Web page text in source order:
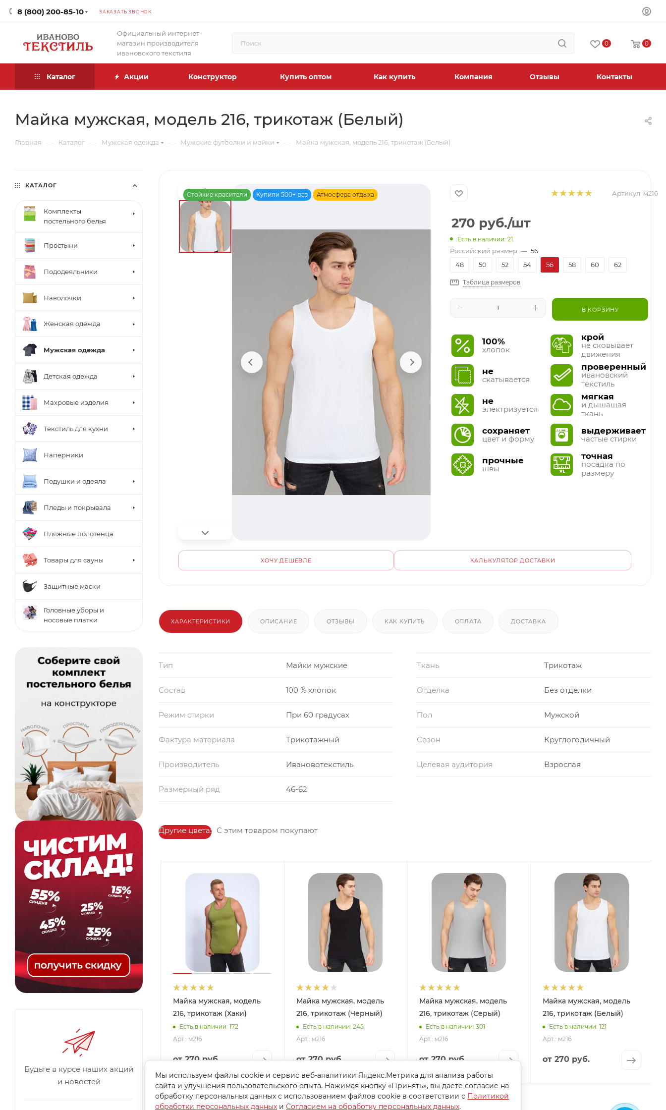
8 (800) 200-85-10 ЗАКАЗАТЬ ЗВОНОК
Официальный интернет-
магазин производителя
ивановского текстиля
0 0
Каталог Акции Конструктор Купить оптом Как купить Компания Отзывы Контакты
Майка мужская, модель 216, трикотаж (Белый)
Главная — Каталог — Мужская одежда — Мужские футболки и майки — Майка мужская, модель 216, трикотаж (Белый)
Стойкие красители Купили 500+ раз Атмосфера отдыха Артикул: м216
270 руб./шт
Есть в наличии: 21
Российский размер — 56
48
50 52 54 56 58 60 62
Таблица размеров
В КОРЗИНУ
100%
хлопок
не
скатывается
не
электризуется
сохраняет
цвет и форму
прочные
швы
крой
не сковывает
движения
проверенный
ивановский
текстиль
мягкая
и дышащая
ткань
выдерживает
частые стирки
точная
посадка по
размеру
ХОЧУ ДЕШЕВЛЕ КАЛЬКУЛЯТОР ДОСТАВКИ
ХАРАКТЕРИСТИКИ ОПИСАНИЕ ОТЗЫВЫ КАК КУПИТЬ ОПЛАТА ДОСТАВКА
Тип Майки мужские Ткань Трикотаж
Состав 100 % хлопок Отделка Без отделки
Режим стирки При 60 градусах Пол Мужской
Фактура материала Трикотажный Сезон Круглогодичный
Производитель Ивановотекстиль Целевая аудитория Взрослая
Размерный ряд 46-62
Другие цвета: С этим товаром покупают
Майка мужская, модель
216, трикотаж (Хаки)
Есть в наличии: 172
Арт.: м216
от270 руб.
Майка мужская, модель
216, трикотаж (Черный)
Есть в наличии: 245
Арт.: м216
от270 руб.
Майка мужская, модель
216, трикотаж (Серый)
Есть в наличии: 301
Арт.: м216
от270 руб.
Майка мужская, модель
216, трикотаж (Белый)
Есть в наличии: 121
Арт.: м216
от 270 руб.
КАТАЛОГ
Комплекты
постельного белья
Простыни
Пододеяльники
Наволочки
Женская одежда
Мужская одежда
Детская одежда
Махровые изделия
Текстиль для кухни
Наперники
Подушки и одеяла
Пледы и покрывала
Пляжные полотенца
Товары для сауны
Защитные маски
Головные уборы и
носовые платки
Будьте в курсе наших акций
и новостей
Мы используем файлы cookie и сервис веб-аналитики Яндекс.Метрика для анализа работы
сайта и улучшения пользовательского опыта. Нажимая кнопку «Принять», вы даете согласие на
обработку персональных данных с использованием файлов cookie в соответствии с Политикой
обработки персональных данных и Согласием на обработку персональных данных.